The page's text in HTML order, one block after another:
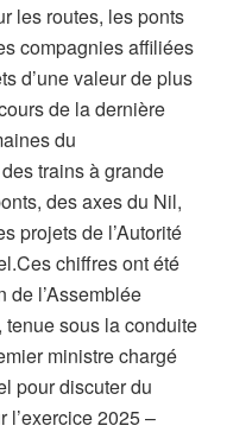
les routes, les ponts
compagnies affiliées
d’une valeur de plus
de la dernière
du
trains à grande
des axes du Nil,
projets de l’Autorité
chiffres ont été
de l’Assemblée
sous la conduite
ministre chargé
pour discuter du
l’exercice 2025 –